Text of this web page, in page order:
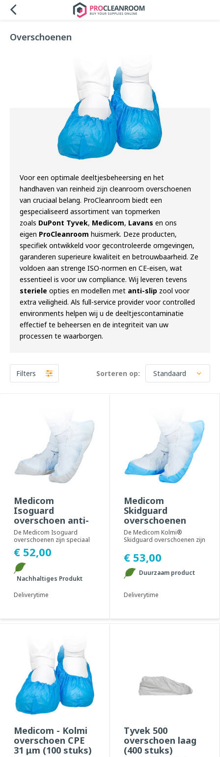
Overschoenen
Voor een optimale deeltjesbeheersing en het
handhaven van reinheid zijn cleanroom overschoenen
van cruciaal belang. ProCleanroom biedt een
gespecialiseerd assortiment van topmerken
zoals DuPont Tyvek, Medicom, Lavans en ons
eigen ProCleanroom huismerk. Deze producten,
specifiek ontwikkeld voor gecontroleerde omgevingen,
garanderen superieure kwaliteit en betrouwbaarheid. Ze
voldoen aan strenge ISO-normen en CE-eisen, wat
essentieel is voor uw compliance. Wij leveren tevens
steriele opties en modellen met anti-slip zool voor
extra veiligheid. Als full-service provider voor controlled
environments helpen wij u de deeltjescontaminatie
effectief te beheersen en de integriteit van uw
processen te waarborgen.
Filters Sorteren op:
Medicom
Isoguard
overschoen anti-
slip 80 µm (200
stuks)
De Medicom Isoguard
overschoenen zijn speciaal
ontworpen om te voldoen
aan de hoge eisen v...
€ 52,00
Nachhaltiges Produkt
Deliverytime
Medicom
Skidguard
overschoenen
anti-slip 60 µm
(400 stuks)
De Medicom Kolmi®
Skidguard overschoenen zijn
voldoen aan de hog...
€ 53,00
Duurzaam product
Deliverytime
Medicom - Kolmi
overschoen CPE
31 μm (100 stuks)
Tyvek 500
overschoen laag
(400 stuks)